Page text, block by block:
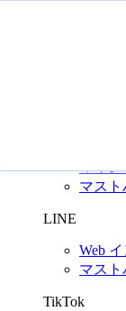
問
マイレ
マス
LINE
Web
マス
TikTok